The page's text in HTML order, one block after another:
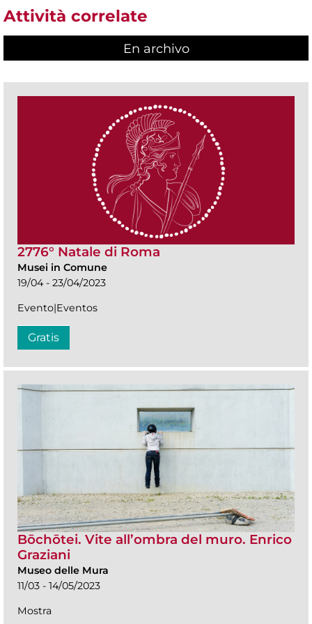
Attività correlate
En archivo
2776° Natale di Roma
Musei in Comune
19/04 - 23/04/2023
Evento|Eventos
Gratis
Bōchōtei. Vite all’ombra del muro. Enrico
Graziani
Museo delle Mura
11/03 - 14/05/2023
Mostra